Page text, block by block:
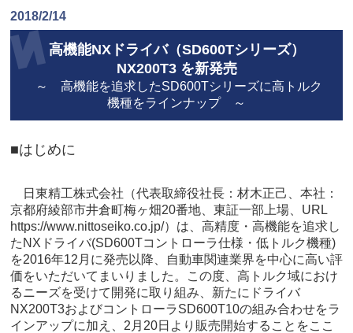
2018/2/14
高機能NXドライバ（SD600Tシリーズ）
NX200T3 を新発売
～ 高機能を追求したSD600Tシリーズに高トルク
機種をラインナップ ～
■はじめに
日東精工株式会社（代表取締役社長：材木正己、本社：
京都府綾部市井倉町梅ヶ畑20番地、東証一部上場、URL
https://www.nittoseiko.co.jp/）は、高精度・高機能を追求し
たNXドライバ(SD600Tコントローラ仕様・低トルク機種)
を2016年12月に発売以降、自動車関連業界を中心に高い評
価をいただいてまいりました。この度、高トルク域におけ
るニーズを受けて開発に取り組み、新たにドライバ
NX200T3およびコントローラSD600T10の組み合わせをラ
インアップに加え、2月20日より販売開始することをここ